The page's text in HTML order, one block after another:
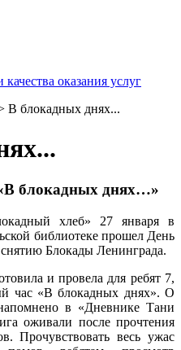
оказания услуг
В блокадных днях...
блокадных днях…»
хлеб» 27 января в
библиотеке прошел День
Блокады Ленинграда.
и провела для ребят 7,
час «В блокадных днях». О
в «Дневнике Тани
оживали после прочтения
Прочувствовать весь ужас